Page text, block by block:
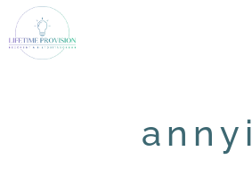
annyi